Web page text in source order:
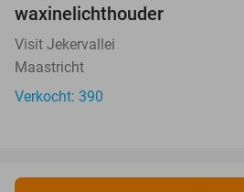
waxinelichthouder
Visit Jekervallei
Maastricht
Verkocht: 390